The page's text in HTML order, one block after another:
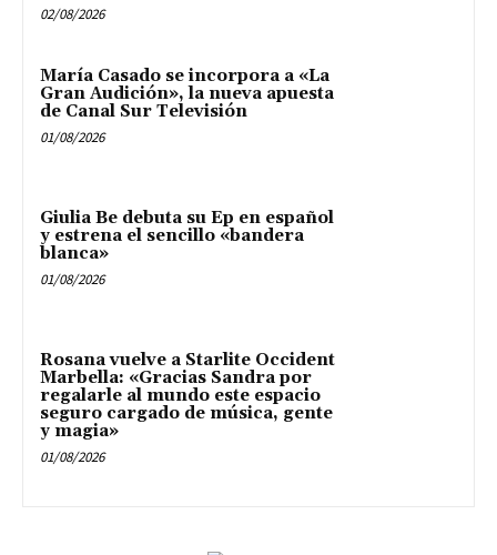
02/08/2026
María Casado se incorpora a «La
Gran Audición», la nueva apuesta
de Canal Sur Televisión
01/08/2026
Giulia Be debuta su Ep en español
y estrena el sencillo «bandera
blanca»
01/08/2026
Rosana vuelve a Starlite Occident
Marbella: «Gracias Sandra por
regalarle al mundo este espacio
seguro cargado de música, gente
y magia»
01/08/2026